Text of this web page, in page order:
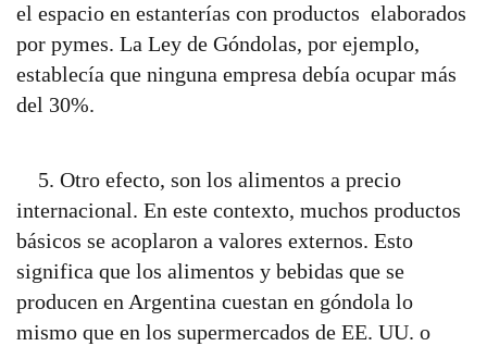
el espacio en estanterías con productos elaborados
por pymes. La Ley de Góndolas, por ejemplo,
establecía que ninguna empresa debía ocupar más
del 30%.
5. Otro efecto, son los alimentos a precio
internacional. En este contexto, muchos productos
básicos se acoplaron a valores externos. Esto
significa que los alimentos y bebidas que se
producen en Argentina cuestan en góndola lo
mismo que en los supermercados de EE. UU. o